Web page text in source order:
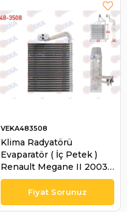
Klima Radyatörü
Evaparatör ( İç Petek )
Renault Megane II 2003-
2009 / Grand Scenic II
2004-2009 | VEKA
483508
VEKA483508